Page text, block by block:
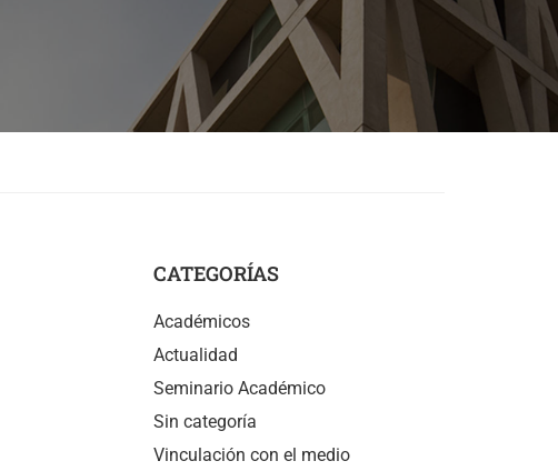
CATEGORÍAS
Académicos
Actualidad
Seminario Académico
Sin categoría
Vinculación con el medio